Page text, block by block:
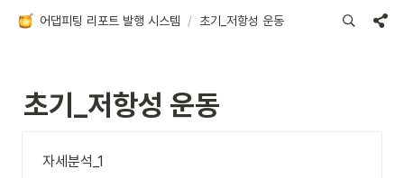
어댑피팅 리포트 발행 시스템 / 초기_저항성 운동
초기_저항성 운동
자세분석_1